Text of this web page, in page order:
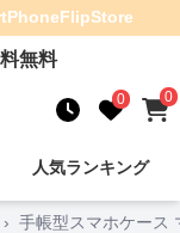
無料
0 0
人気ランキング
› 手帳型スマホケース